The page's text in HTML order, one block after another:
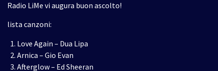
Radio LiMe vi augura buon ascolto!
lista canzoni:
Love Again – Dua Lipa
Arnica – Gio Evan
Afterglow – Ed Sheeran